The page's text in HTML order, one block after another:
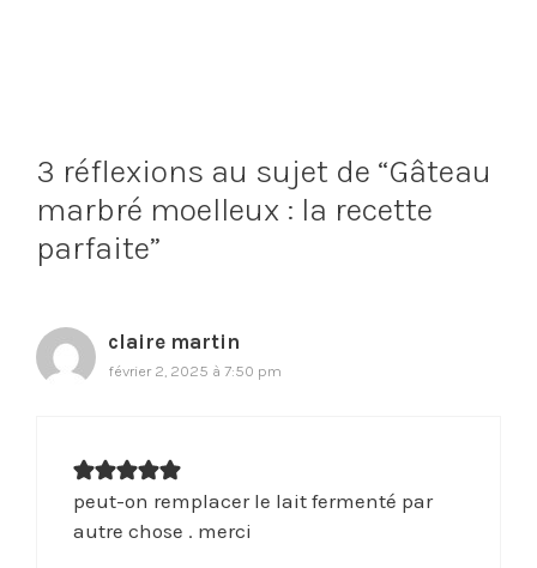
3 réflexions au sujet de “Gâteau
marbré moelleux : la recette
parfaite”
claire martin
février 2, 2025 à 7:50 pm
peut-on remplacer le lait fermenté par
autre chose . merci